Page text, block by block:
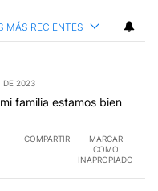
MÁS RECIENTES
DE 2023
familia estamos bien
COMPARTIR
MARCAR
COMO
INAPROPIADO